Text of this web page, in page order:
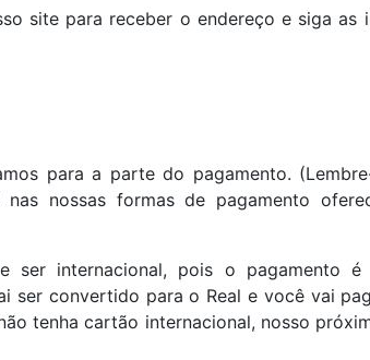
site para receber o endereço e siga as
para a parte do pagamento.
nas nossas formas de pagamento
ser internacional, pois o pagamento
ser convertido para o Real e você vai
tenha cartão internacional, nosso